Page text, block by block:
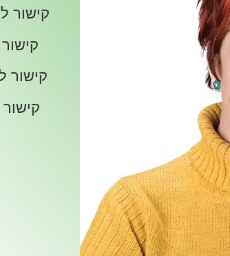
קישור
קישור